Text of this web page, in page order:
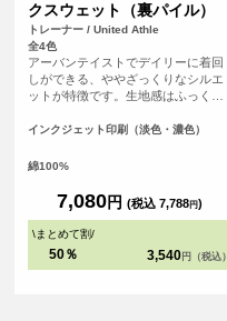
クスウェット（裏パイル）
トレーナー / United Athle
全4色
アーバンテイストでデイリーに着回
しができる、ややざっくりなシルエ
ットが特徴です。生地感はふっく
糸を編み込み重厚感ある生地でどこ
洗濯後の縮率を軽減させるため、生
で施した「プリシュランクファブリ
ック」を採用。アームホールや袖口
など、力が加わる部分のステッチワ
数でダブルステッチにすることで、
インクジェット印刷（淡色・濃色）
綿100%
7,080円 (税込 7,788円)
\まとめて割/
50％ 3,540 円（税込）